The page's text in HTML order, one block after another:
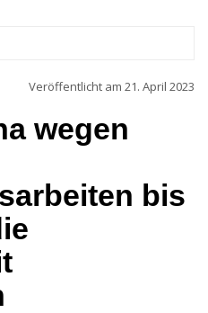
Veröffentlicht am 21. April 2023
wegen
bis